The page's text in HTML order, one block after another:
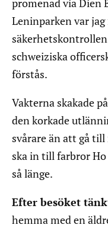
promenad via Dien
Leninparken var
schweiziska
förstås.
Vakterna skakade
den korkade
svårare än att gå
ska in till farbror
så länge.
Efter besöket
hemma med en